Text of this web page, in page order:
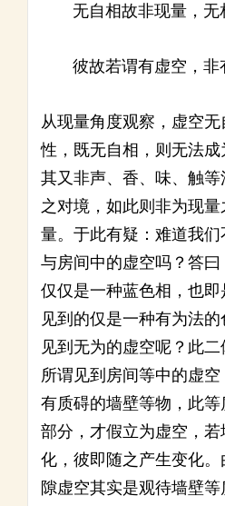
无自相故非现量，无
彼故若谓有虚空，非
从现量角度观察，虚空
性，既无自相，则无法
其又非声、香、味、触
之对境，如此则非为现
量。于此有疑：难道我
与房间中的虚空吗？答
仅仅是一种蓝色相，也即
见到的仅是一种有为法
见到无为的虚空呢？此二
所谓见到房间等中的虚空
有质碍的墙壁等物，此
部分，才假立为虚空，
化，彼即随之产生变化
隙虚空其实是观待墙壁